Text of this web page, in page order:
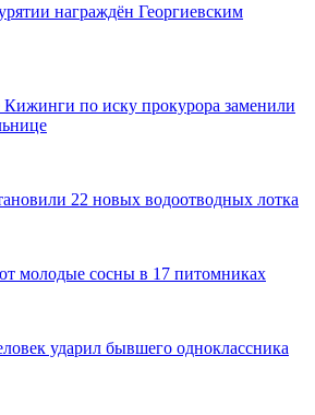
награждён Георгиевским
по иску прокурора заменили
22 новых водоотводных лотка
молодые сосны в 17 питомниках
ударил бывшего одноклассника